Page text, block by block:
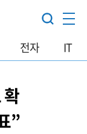
전자 IT
확
”